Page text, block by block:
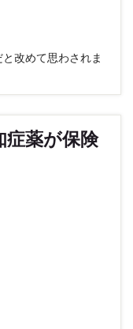
改めて思わされま
症薬が保険